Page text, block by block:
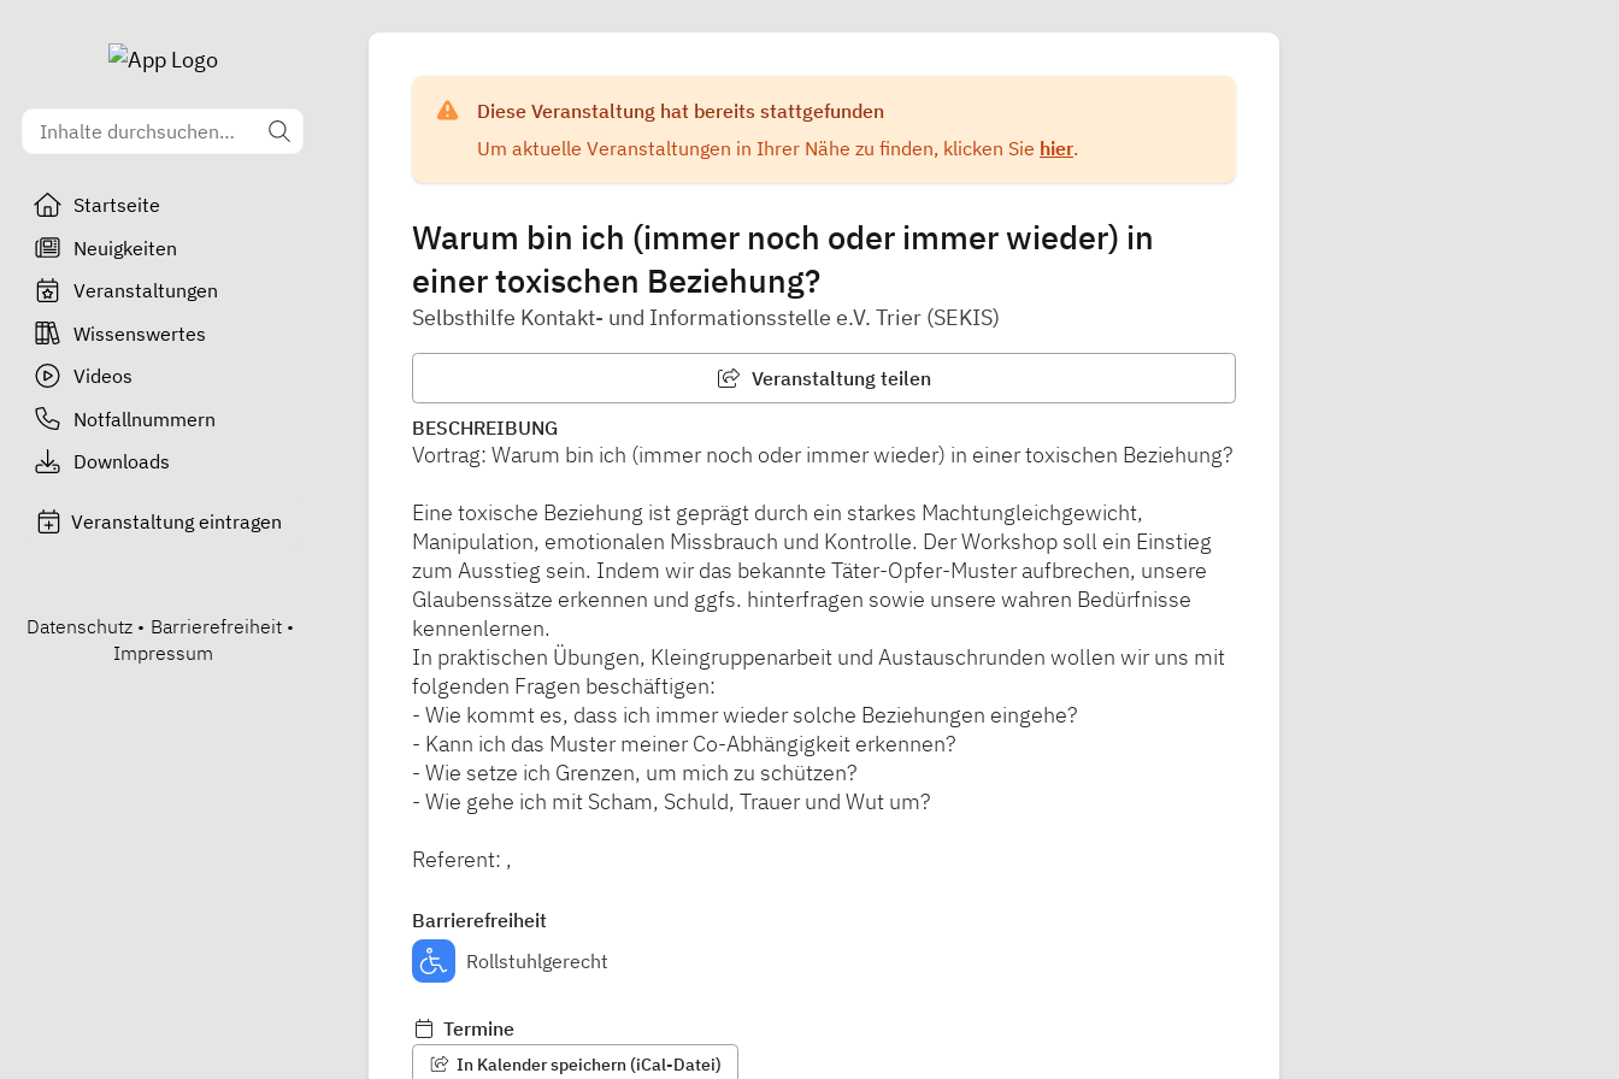
Startseite
Neuigkeiten
Veranstaltungen
Wissenswertes
Videos
Notfallnummern
Downloads
Veranstaltung eintragen
Datenschutz • Barrierefreiheit •
Impressum
Diese Veranstaltung hat bereits stattgefunden
Um aktuelle Veranstaltungen in Ihrer Nähe zu finden, klicken Sie hier.
Warum bin ich (immer noch oder immer wieder) in
einer toxischen Beziehung?
Selbsthilfe Kontakt- und Informationsstelle e.V. Trier (SEKIS)
Veranstaltung teilen
BESCHREIBUNG
Vortrag: Warum bin ich (immer noch oder immer wieder) in einer toxischen Beziehung?
Eine toxische Beziehung ist geprägt durch ein starkes Machtungleichgewicht,
Manipulation, emotionalen Missbrauch und Kontrolle. Der Workshop soll ein Einstieg
zum Ausstieg sein. Indem wir das bekannte Täter-Opfer-Muster aufbrechen, unsere
Glaubenssätze erkennen und ggfs. hinterfragen sowie unsere wahren Bedürfnisse
kennenlernen.
In praktischen Übungen, Kleingruppenarbeit und Austauschrunden wollen wir uns mit
folgenden Fragen beschäftigen:
- Wie kommt es, dass ich immer wieder solche Beziehungen eingehe?
- Kann ich das Muster meiner Co-Abhängigkeit erkennen?
- Wie setze ich Grenzen, um mich zu schützen?
- Wie gehe ich mit Scham, Schuld, Trauer und Wut um?
Referent: ,
Barrierefreiheit
Rollstuhlgerecht
Termine
In Kalender speichern (iCal-Datei)